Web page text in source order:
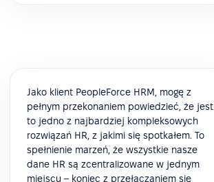
Jako klient PeopleForce HRM, mogę z
pełnym przekonaniem powiedzieć, że jest
to jedno z najbardziej kompleksowych
rozwiązań HR, z jakimi się spotkałem. To
spełnienie marzeń, że wszystkie nasze
dane HR są zcentralizowane w jednym
miejscu – koniec z przełączaniem się